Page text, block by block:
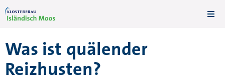
Hustenarten
Was ist quälender
Reizhusten?